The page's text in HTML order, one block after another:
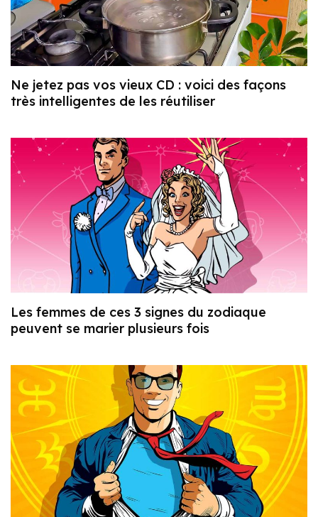
Ne jetez pas vos vieux CD : voici des façons
très intelligentes de les réutiliser
Les femmes de ces 3 signes du zodiaque
peuvent se marier plusieurs fois